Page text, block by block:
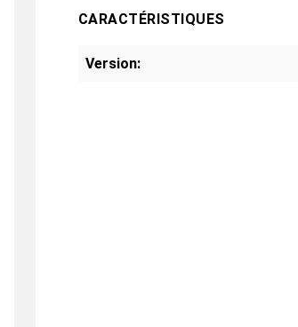
CARACTÉRISTIQUES
Version: